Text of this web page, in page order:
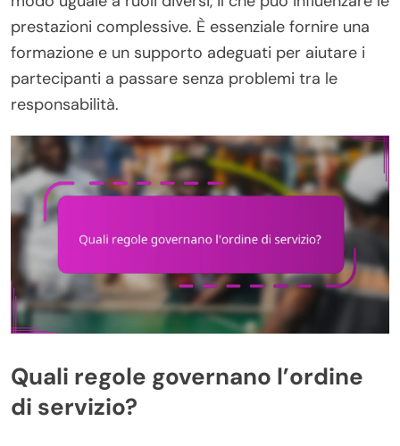
prestazioni complessive. È essenziale fornire una
formazione e un supporto adeguati per aiutare i
partecipanti a passare senza problemi tra le
responsabilità.
Quali regole governano l’ordine
di servizio?